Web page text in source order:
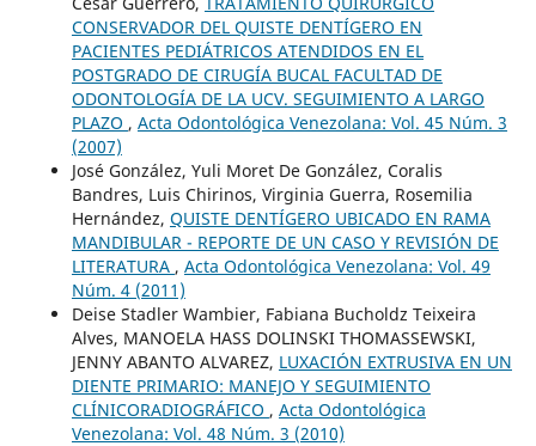
CONSERVADOR DEL QUISTE DENTÍGERO EN
PACIENTES PEDIÁTRICOS ATENDIDOS EN EL
POSTGRADO DE CIRUGÍA BUCAL FACULTAD DE
ODONTOLOGÍA DE LA UCV. SEGUIMIENTO A LARGO
PLAZO , Acta Odontológica Venezolana: Vol. 45 Núm. 3
(2007)
José González, Yuli Moret De González, Coralis
Bandres, Luis Chirinos, Virginia Guerra, Rosemilia
Hernández, QUISTE DENTÍGERO UBICADO EN RAMA
MANDIBULAR - REPORTE DE UN CASO Y REVISIÓN DE
LITERATURA , Acta Odontológica Venezolana: Vol. 49
Núm. 4 (2011)
Deise Stadler Wambier, Fabiana Bucholdz Teixeira
Alves, MANOELA HASS DOLINSKI THOMASSEWSKI,
JENNY ABANTO ALVAREZ, LUXACIÓN EXTRUSIVA EN UN
DIENTE PRIMARIO: MANEJO Y SEGUIMIENTO
CLÍNICORADIOGRÁFICO , Acta Odontológica
Venezolana: Vol. 48 Núm. 3 (2010)